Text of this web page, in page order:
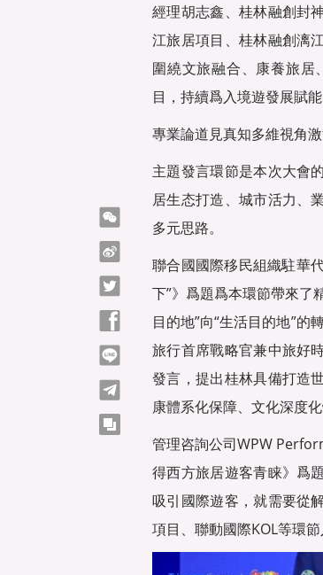
經理胡志鑫、桂林融創封
江旅居項目、桂林融創漓
圍繞文旅融合、康養旅居
目，持續爲入境遊發展賦能
專業論道見真知多維視角
主題發言環節是本次大會
居生态打造、城市活力、
多元思路。
聯合國國際移民組織駐華
下”》爲題爲本環節帶來了
目的地”向“生活目的地”的
旅行首席戰略官兼中旅好
發言，提出桂林具備打造
康體系化保障、文化深度
管理咨詢公司WPW
得西方旅居遊客青睐》爲
吸引國際遊客，就需要從
項目、聯動國際KOL等環節